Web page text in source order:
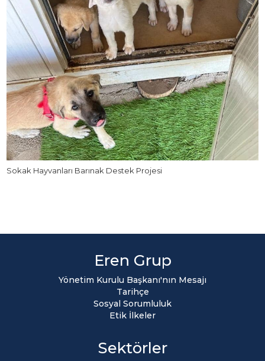
Sokak Hayvanları Barınak Destek Projesi
Eren Grup
Yönetim Kurulu Başkanı'nın Mesajı
Tarihçe
Sosyal Sorumluluk
Etik İlkeler
Sektörler